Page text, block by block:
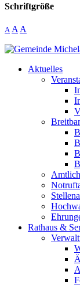
Schriftgröße
A A A
Aktuelles
Rathaus &